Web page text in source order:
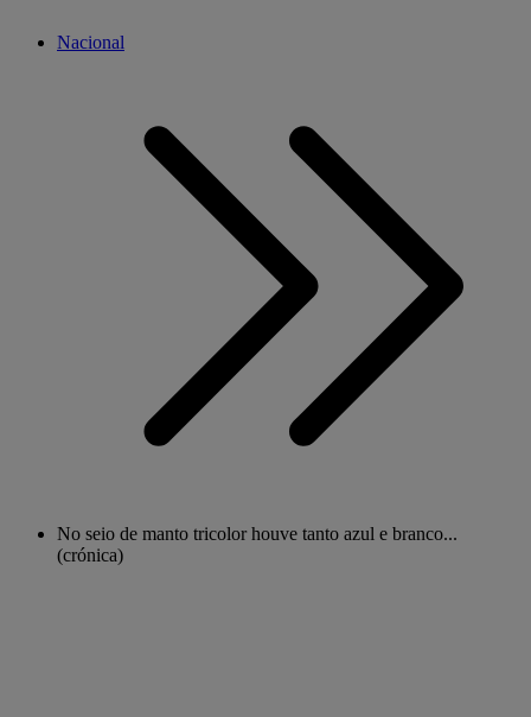
Nacional
No seio de manto tricolor houve tanto azul e branco...
(crónica)